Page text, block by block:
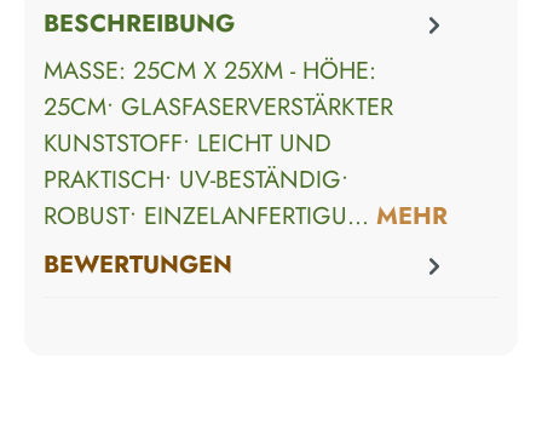
BESCHREIBUNG
MASSE: 25CM X 25XM - HÖHE: 2
5CM• GLASFASERVERSTÄRKTER K
UNSTSTOFF• LEICHT UND P
RAKTISCH• UV-BESTÄNDIG• R
OBUST• EINZELANFERTIGU… MEHR
BEWERTUNGEN